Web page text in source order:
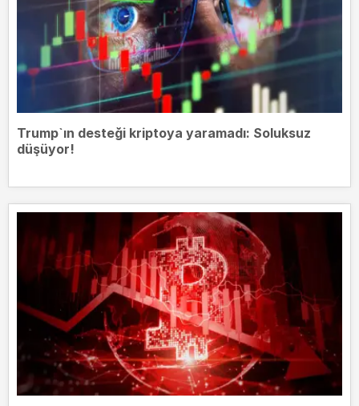
Trump`ın desteği kriptoya yaramadı: Soluksuz
düşüyor!